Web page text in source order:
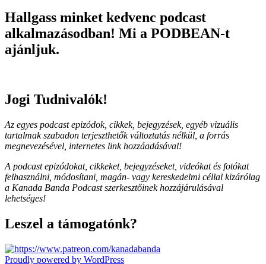
Hallgass minket kedvenc podcast
alkalmazásodban! Mi a PODBEAN-t
ajánljuk.
Jogi Tudnivalók!
Az egyes podcast epizódok, cikkek, bejegyzések, egyéb vizuális
tartalmak szabadon terjeszthetők változtatás nélkül, a forrás
megnevezésével, internetes link hozzáadásával!
A podcast epizódokat, cikkeket, bejegyzéseket, videókat és fotókat
felhasználni, módosítani, magán- vagy kereskedelmi céllal kizárólag
a Kanada Banda Podcast szerkesztőinek hozzájárulásával
lehetséges!
Leszel a támogatónk?
Proudly powered by WordPress